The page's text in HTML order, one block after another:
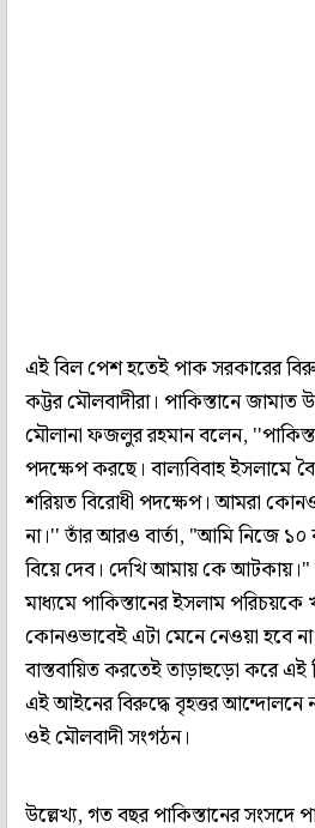
এই বিল পেশ হতেই পাক সরকারের
কট্টর মৌলবাদীরা। পাকিস্তানে
মৌলানা ফজলুর রহমান বলেন,
পদক্ষেপ করছে। বাল্যবিবাহ ইসলামে
শরিয়ত বিরোধী পদক্ষেপ। আমরা
না।'' তাঁর আরও বার্তা, "আমি নিজে
বিয়ে দেব। দেখি আমায় কে
মাধ্যমে পাকিস্তানের ইসলাম পরিচয়কে
কোনওভাবেই এটা মেনে নেওয়া হবে
বাস্তবায়িত করতেই তাড়াহুড়ো করে
এই আইনের বিরুদ্ধে বৃহত্তর আন্দোলনে
ওই মৌলবাদী সংগঠন।
উল্লেখ্য, গত বছর পাকিস্তানের সংসদে